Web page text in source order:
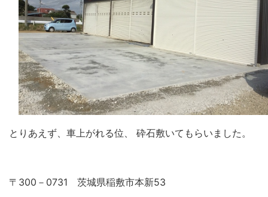
とりあえず、 車上がれる位、 砕石敷いてもらいました。
〒300－0731 茨城県稲敷市本新53